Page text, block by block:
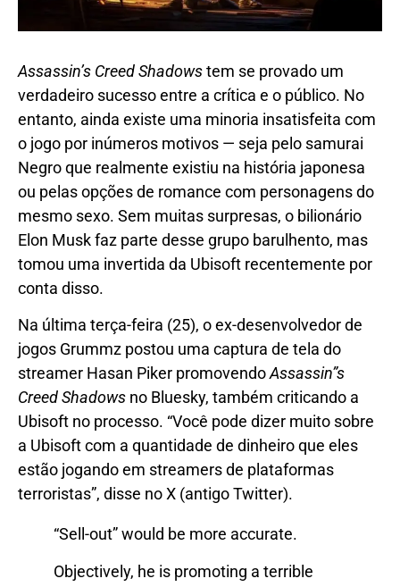
Assassin’s Creed Shadowstem se provado um
verdadeiro sucesso entre a crítica e o público. No
entanto, ainda existe uma minoria insatisfeita com
o jogo por inúmeros motivos — seja pelo samurai
Negro que realmente existiu na história japonesa
ou pelas opções de romance com personagens do
mesmo sexo. Sem muitas surpresas, o bilionário
Elon Musk faz parte desse grupo barulhento, mas
tomou uma invertida da Ubisoft recentemente por
conta disso.
Na última terça-feira (25), o ex-desenvolvedor de
jogos Grummz postou uma captura de tela do
streamer Hasan Piker promovendoAssassin”s
Creed Shadows no Bluesky, também criticando a
Ubisoft no processo. “Você pode dizer muito sobre
a Ubisoft com a quantidade de dinheiro que eles
estão jogando em streamers de plataformas
terroristas”, disse no X (antigo Twitter).
“Sell-out” would be more accurate.
Objectively, he is promoting a terrible